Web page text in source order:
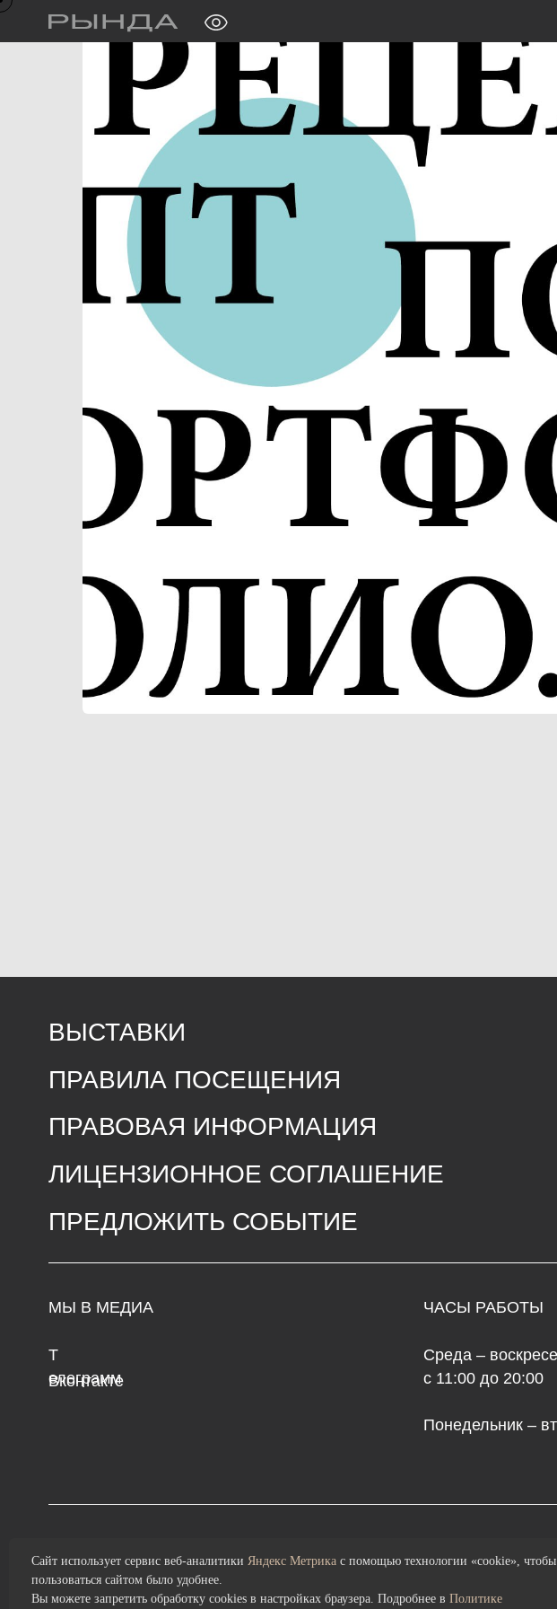
Сайт использует сервис веб-аналитики Яндекс Метрика с помощью технологии «cookie», чтобы
пользоваться сайтом было удобнее.
Вы можете запретить обработку cookies в настройках браузера. Подробнее в Политике
ЛИЦЕНЗИОННОЕ СОГЛАШЕНИЕ
ПРЕДЛОЖИТЬ СОБЫТИЕ
МЫ В МЕДИА ЧАСЫ РАБОТЫ
Т
елеграмм
Вконтакте